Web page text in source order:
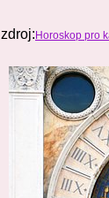
zdroj:Horoskop pro